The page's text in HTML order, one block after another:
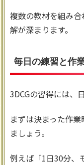
複数の教材を組み
解が深まります。
毎日の練習と作
3DCGの習得には、
まずは決まった作
ましょう。
例えば「1日30分、